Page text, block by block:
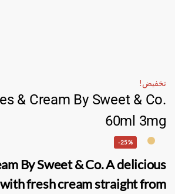
تخفيض!
& Cream By Sweet & Co.
60ml 3mg
-25%
By Sweet & Co.A delicious
fresh cream straight from